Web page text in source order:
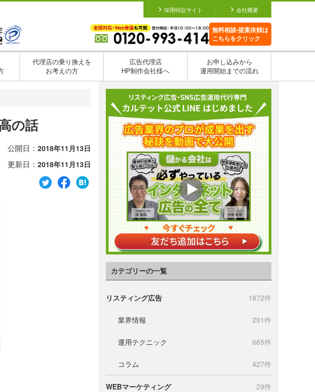
採用特設サイト 会社概要
無料相談•提案依頼は
こちらをクリック
代理店の乗り換えを
お考えの方
広告代理店
HP制作会社様へ
お申し込みから
運用開始までの流れ
の話
公開日： 2018年11月13日
更新日： 2018年11月13日
カテゴリーの一覧
リスティング広告 1872件
業界情報 291件
運用テクニック 665件
コラム 427件
WEBマーケティング 29件